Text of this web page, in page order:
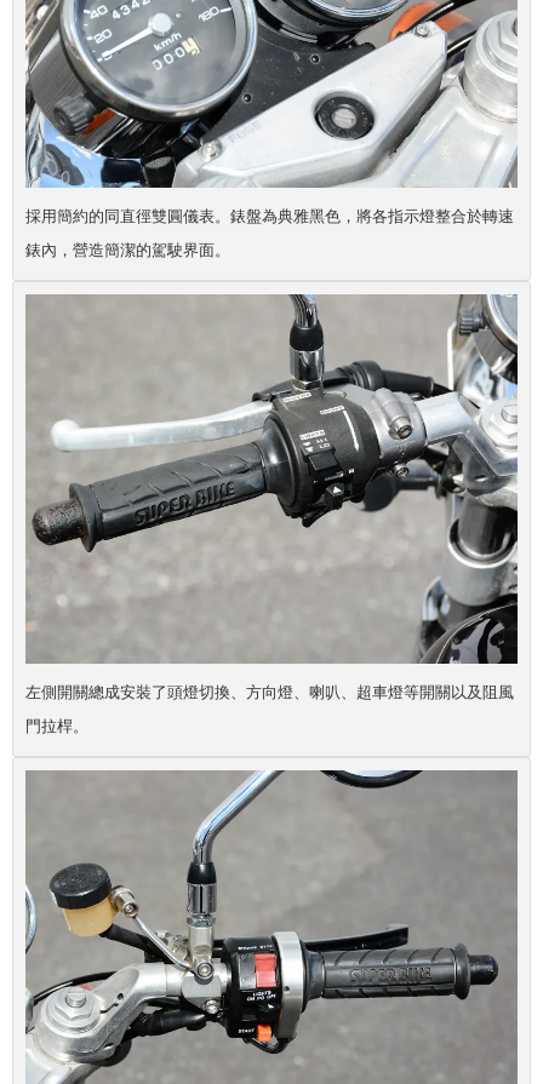
採用簡約的同直徑雙圓儀表。錶盤為典雅黑色，將各指示燈整合於轉速
錶內，營造簡潔的駕駛界面。
左側開關總成安裝了頭燈切換、方向燈、喇叭、超車燈等開關以及阻風
門拉桿。